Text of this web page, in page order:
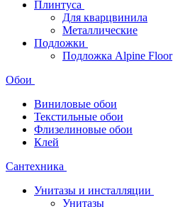
Плинтуса
Для кварцвинила
Металлические
Подложки
Подложка Alpine Floor
Обои
Виниловые обои
Текстильные обои
Флизелиновые обои
Клей
Сантехника
Унитазы и инсталляции
Унитазы